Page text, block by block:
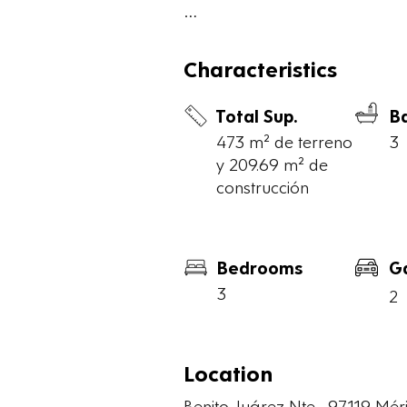
- 2 recámaras
Terreno: 473 m²
Construcción: 209.69 m²
Characteristics
Total Sup.
473 m² de terreno
y 209.69 m² de
construcción
Bedrooms
3
3
2
Location